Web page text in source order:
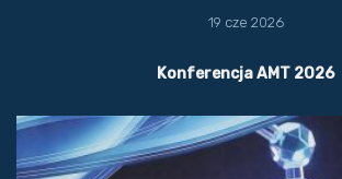
19 cze 2026
Konferencja AMT 2026